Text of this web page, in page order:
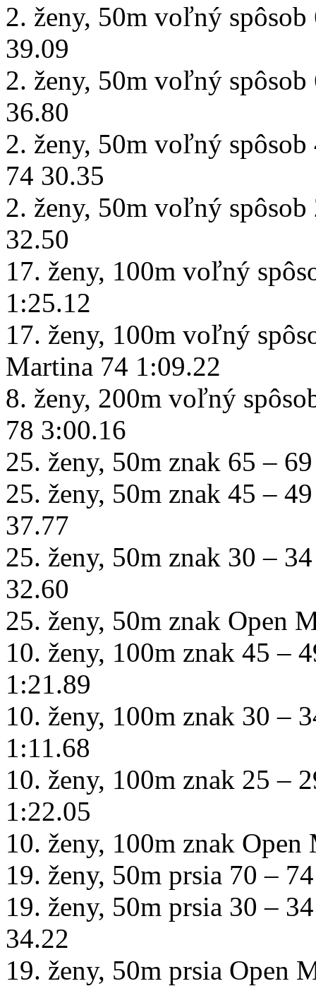
2. ženy, 50m voľný
39.09
2. ženy, 50m voľný
36.80
2. ženy, 50m voľný
74 30.35
2. ženy, 50m voľný
32.50
17. ženy, 100m voľný
1:25.12
17. ženy, 100m voľný
Martina 74 1:09.22
8. ženy, 200m voľný
78 3:00.16
25. ženy, 50m znak 65 –
25. ženy, 50m znak 45 –
37.77
25. ženy, 50m znak 30 –
32.60
25. ženy, 50m znak Open
10. ženy, 100m znak 45 –
1:21.89
10. ženy, 100m znak 30 –
1:11.68
10. ženy, 100m znak 25 –
1:22.05
10. ženy, 100m znak
19. ženy, 50m prsia 70 –
19. ženy, 50m prsia 30 –
34.22
19. ženy, 50m prsia Open